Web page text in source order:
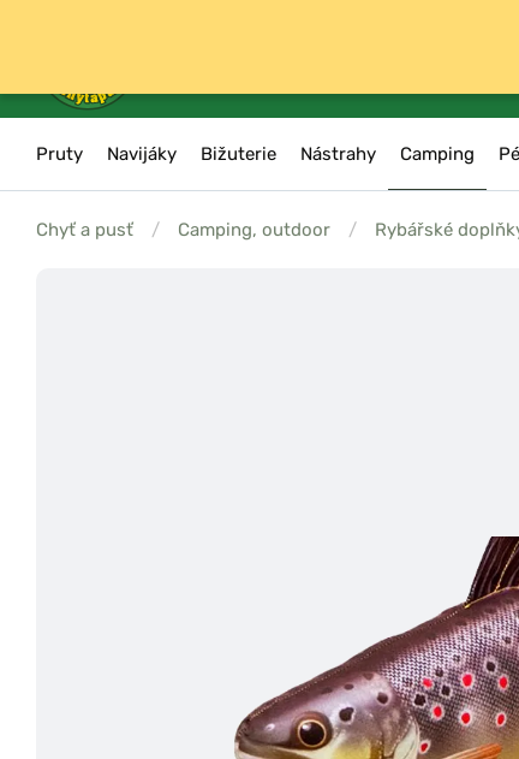
Pruty Navijáky Bižuterie Nástrahy Camping
Chyť a pusť / Camping, outdoor / Rybářské